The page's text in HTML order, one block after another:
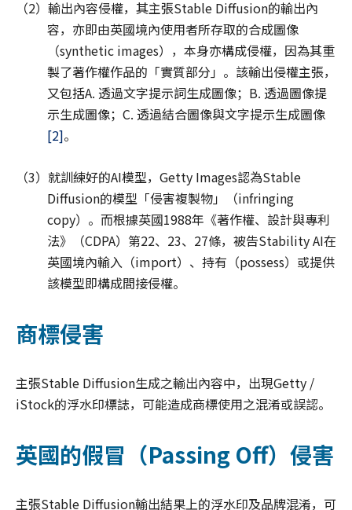
（2）輸出內容侵權，其主張Stable Diffusion的輸出內
容，亦即由英國境內使用者所存取的合成圖像
（synthetic images），本身亦構成侵權，因為其重
製了著作權作品的「實質部分」。該輸出侵權主張，
又包括A. 透過文字提示詞生成圖像；B. 透過圖像提
示生成圖像；C. 透過結合圖像與文字提示生成圖像
[2]。
（3）就訓練好的AI模型，Getty Images認為Stable
Diffusion的模型「侵害複製物」（infringing
copy）。而根據英國1988年《著作權、設計與專利
法》（CDPA）第22、23、27條，被告Stability AI在
英國境內輸入（import）、持有（possess）或提供
該模型即構成間接侵權。
商標侵害
主張Stable Diffusion生成之輸出內容中，出現Getty /
iStock的浮水印標誌，可能造成商標使用之混淆或誤認。
英國的假冒（Passing Off）侵害
主張Stable Diffusion輸出結果上的浮水印及品牌混淆，可